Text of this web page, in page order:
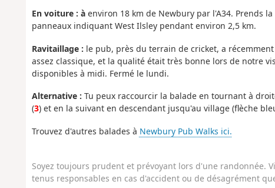
En voiture : àenviron 18 km de Newbury par l'A34. Prends
panneaux indiquant West Ilsley pendant environ 2,5 km.
Ravitaillage : le pub, près du terrain de cricket, a
assez classique, et la qualité était très bonne lors de notre
disponibles à midi. Fermé le lundi.
Alternative : Tu peux raccourcir la balade en tournant à
(3) et en la suivant en descendant jusqu'au village (flèche
Trouvez d'autres balades à Newbury Pub Walks ici.
Soyez toujours prudent et prévoyant lors d'une randonnée.
tenus responsables en cas d'accident ou de désagrément